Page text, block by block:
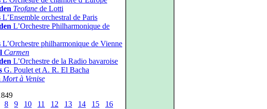
Teofane de Lotti
L’Ensemble orchestral de Paris
L’Orchestre Philharmonique de
L’Orchestre philharmonique de Vienne
Carmen
L’Orchestre de la Radio bavaroise
G. Poulet et A. R. El Bacha
Mort à Venise
8 9 10 11 12 13 14 15
16